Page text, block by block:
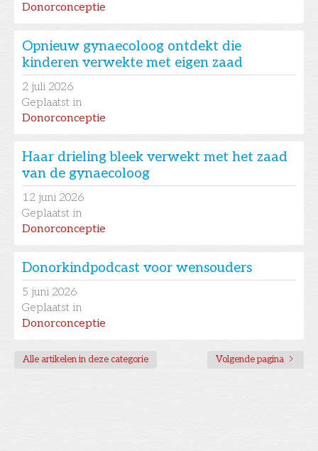
Donorconceptie
Opnieuw gynaecoloog ontdekt die
kinderen verwekte met eigen zaad
2 juli 2026
Geplaatst in
Donorconceptie
Haar drieling bleek verwekt met het zaad
van de gynaecoloog
12 juni 2026
Geplaatst in
Donorconceptie
Donorkindpodcast voor wensouders
5 juni 2026
Geplaatst in
Donorconceptie
Alle artikelen in deze categorie Volgende pagina